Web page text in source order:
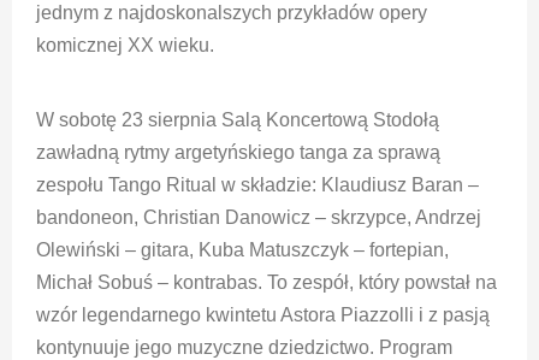
jednym z najdoskonalszych przykładów opery
komicznej XX wieku.
W sobotę 23 sierpnia Salą Koncertową Stodołą
zawładną rytmy argetyńskiego tanga za sprawą
zespołu Tango Ritual w składzie: Klaudiusz Baran –
bandoneon, Christian Danowicz – skrzypce, Andrzej
Olewiński – gitara, Kuba Matuszczyk – fortepian,
Michał Sobuś – kontrabas. To zespół, który powstał na
wzór legendarnego kwintetu Astora Piazzolli i z pasją
kontynuuje jego muzyczne dziedzictwo. Program